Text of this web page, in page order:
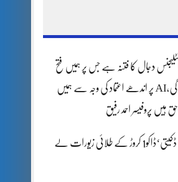
دجال کا فتنہ ہے جس پر ہمیں فتح
حاصل ہو گی،AI پر اندھے اعتماد کی وجہ سے ہمیں
ہیں پروفیسر احمد رفیق
کلرسیداں ڈکیتی‘ڈاکو1 کروڑ کے طلائی زیورات لے